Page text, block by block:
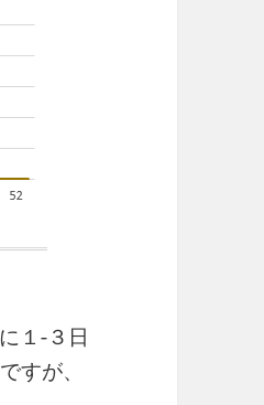
１-３日
すが、